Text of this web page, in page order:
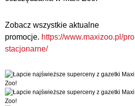
Zobacz wszystkie aktualne
promocje. https://www.maxizoo.pl/
stacjonarne/